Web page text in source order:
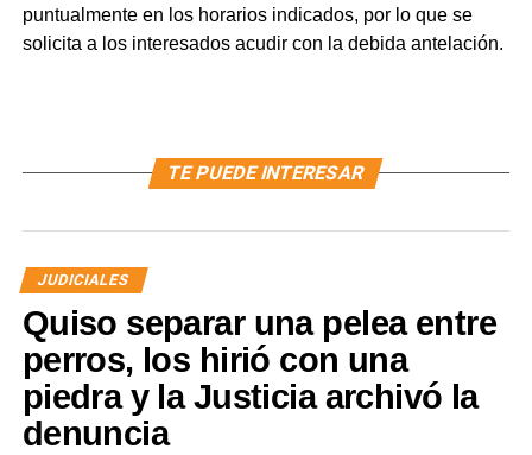
puntualmente en los horarios indicados, por lo que se
solicita a los interesados acudir con la debida antelación.
TE PUEDE INTERESAR
JUDICIALES
Quiso separar una pelea entre
perros, los hirió con una
piedra y la Justicia archivó la
denuncia